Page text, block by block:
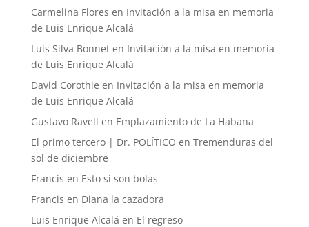
Carmelina Flores en Invitación a la misa en memoria
de Luis Enrique Alcalá
Luis Silva Bonneten Invitación a la misa en memoria
de Luis Enrique Alcalá
David Corothie en Invitación a la misa en memoria
de Luis Enrique Alcalá
Gustavo Ravell en Emplazamiento de La Habana
El primo tercero | Dr. POLÍTICO en Tremenduras del
sol de diciembre
Francis en Esto sí son bolas
Francis en Diana la cazadora
Luis Enrique Alcalá en El regreso